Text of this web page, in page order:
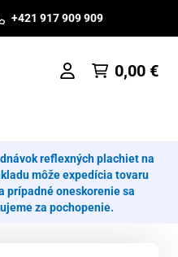
+421 917 909 909
0,00 €
reflexných plachiet na
môže expedícia tovaru
prípadné oneskorenie sa
za pochopenie.